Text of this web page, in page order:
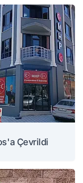
Çevrildi